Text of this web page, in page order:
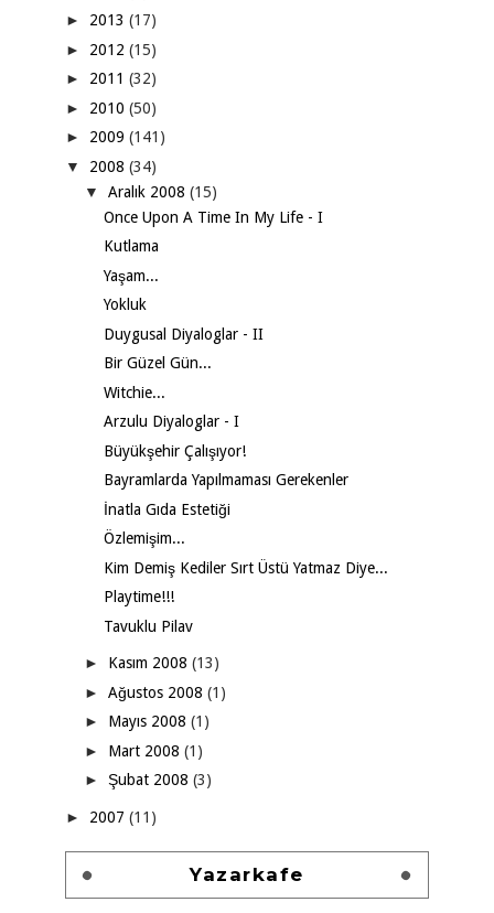
► 2013 (17)
► 2012 (15)
► 2011 (32)
► 2010 (50)
► 2009 (141)
▼ 2008 (34)
▼ Aralık 2008 (15)
Once Upon A Time In My Life - I
Kutlama
Yaşam...
Yokluk
Duygusal Diyaloglar - II
Bir Güzel Gün...
Witchie...
Arzulu Diyaloglar - I
Büyükşehir Çalışıyor!
Bayramlarda Yapılmaması Gerekenler
İnatla Gıda Estetiği
Özlemişim...
Kim Demiş Kediler Sırt Üstü Yatmaz Diye...
Playtime!!!
Tavuklu Pilav
► Kasım 2008 (13)
► Ağustos 2008 (1)
► Mayıs 2008 (1)
► Mart 2008 (1)
► Şubat 2008 (3)
► 2007 (11)
Yazarkafe